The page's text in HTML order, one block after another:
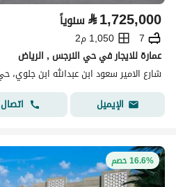
⃁1,725,000 سنوياً
7
1,050 م2
عمارة للايجار في حي النرجس , الرياض
الإيميل
اتصال
16.6% خصم